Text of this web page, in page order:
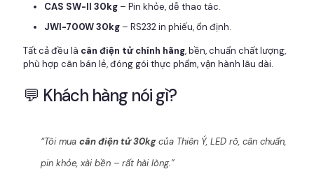
CAS SW-II 30kg – Pin khỏe, dễ thao tác.
JWI-700W 30kg – RS232 in phiếu, ổn định.
Tất cả đều là cân điện tử chính hãng, bền, chuẩn chất lượng,
phù hợp cân bán lẻ, đóng gói thực phẩm, vận hành lâu dài.
💬 Khách hàng nói gì?
“Tôi mua cân điện tử 30kgcủa Thiên Ý, LED rõ, cân chuẩn,
pin khỏe, xài bền – rất hài lòng.”